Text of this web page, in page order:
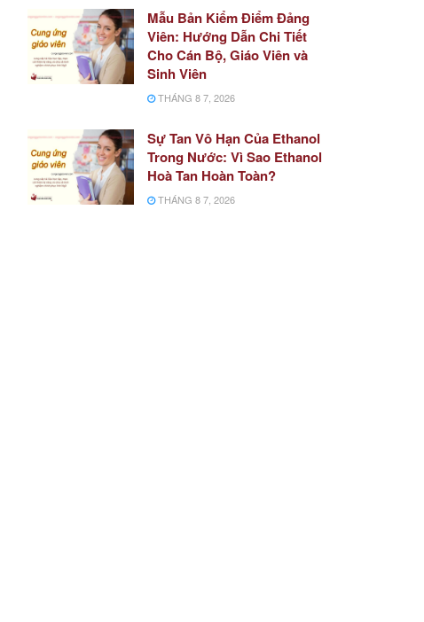
Mẫu Bản Kiểm Điểm Đảng
Viên: Hướng Dẫn Chi Tiết
Cho Cán Bộ, Giáo Viên và
Sinh Viên
THÁNG 8 7, 2026
Sự Tan Vô Hạn Của Ethanol
Trong Nước: Vì Sao Ethanol
Hoà Tan Hoàn Toàn?
THÁNG 8 7, 2026